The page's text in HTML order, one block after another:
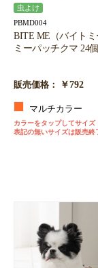
虫よけ
PBMD004
BITE ME（バイトミ
ミーパッチクマ 24
販売価格： ￥792
マルチカラー
カラーをタップしてサイズ
表記の無いサイズは販売終